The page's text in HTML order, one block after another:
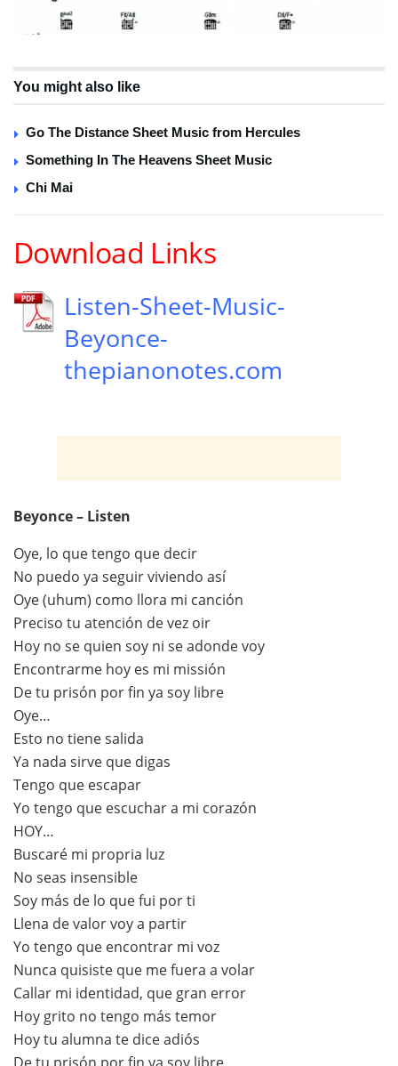
You might also like
Go The Distance Sheet Music from Hercules
Something In The Heavens Sheet Music
Chi Mai
Download Links
Listen-Sheet-Music-
Beyonce-
thepianonotes.com
Beyonce – Listen
Oye, lo que tengo que decir
No puedo ya seguir viviendo así
Oye (uhum) como llora mi canción
Preciso tu atención de vez oir
Hoy no se quien soy ni se adonde voy
Encontrarme hoy es mi missión
De tu prisón por fin ya soy libre
Oye…
Esto no tiene salida
Ya nada sirve que digas
Tengo que escapar
Yo tengo que escuchar a mi corazón
HOY…
Buscaré mi propria luz
No seas insensible
Soy más de lo que fui por ti
Llena de valor voy a partir
Yo tengo que encontrar mi voz
Nunca quisiste que me fuera a volar
Callar mi identidad, que gran error
Hoy grito no tengo más temor
Hoy tu alumna te dice adiós